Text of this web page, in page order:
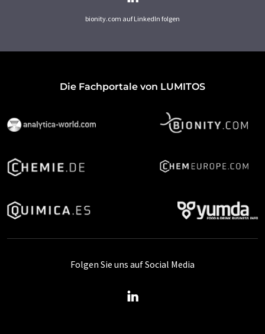
bionity.com auf LinkedIn folgen
Die Fachportale von LUMITOS
Folgen Sie uns auf Social Media